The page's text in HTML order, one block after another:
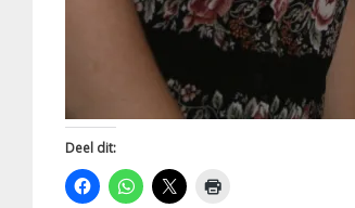
Deel dit: